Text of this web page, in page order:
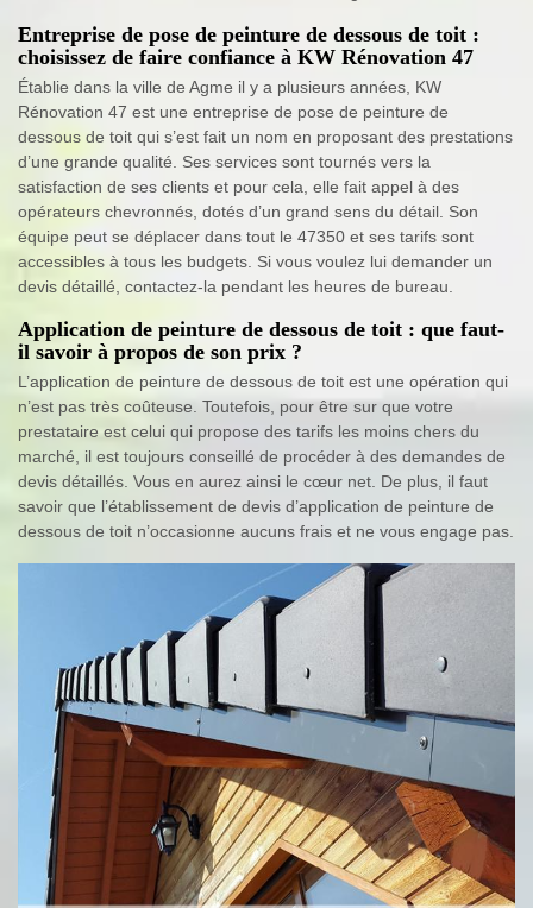
Entreprise de pose de peinture de dessous de toit :
choisissez de faire confiance à KW Rénovation 47
Établie dans la ville de Agme il y a plusieurs années, KW
Rénovation 47 est une entreprise de pose de peinture de
dessous de toit qui s’est fait un nom en proposant des prestations
d’une grande qualité. Ses services sont tournés vers la
satisfaction de ses clients et pour cela, elle fait appel à des
opérateurs chevronnés, dotés d’un grand sens du détail. Son
équipe peut se déplacer dans tout le 47350 et ses tarifs sont
accessibles à tous les budgets. Si vous voulez lui demander un
devis détaillé, contactez-la pendant les heures de bureau.
Application de peinture de dessous de toit : que faut-
il savoir à propos de son prix ?
L’application de peinture de dessous de toit est une opération qui
n’est pas très coûteuse. Toutefois, pour être sur que votre
prestataire est celui qui propose des tarifs les moins chers du
marché, il est toujours conseillé de procéder à des demandes de
devis détaillés. Vous en aurez ainsi le cœur net. De plus, il faut
savoir que l’établissement de devis d’application de peinture de
dessous de toit n’occasionne aucuns frais et ne vous engage pas.